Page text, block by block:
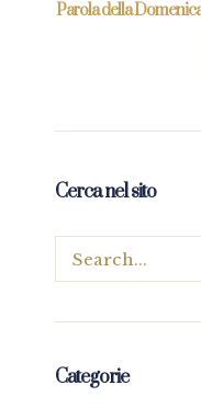
Parola della
Cerca nel sito
Categorie